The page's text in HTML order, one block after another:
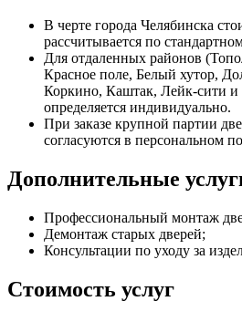
В черте города Челябинска
рассчитывается по
Для отдаленных районов
Красное поле, Белый хутор,
Коркино, Каштак, Лейк-сити и
определяется индивидуально.
При заказе крупной партии
согласуются в персональном
Дополнительные
Профессиональный монтаж
Демонтаж старых дверей;
Консультации по уходу за
Стоимость услуг